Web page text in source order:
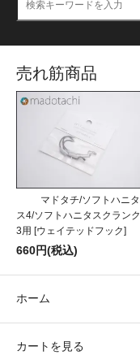
売れ筋商品
マドタチ/ソフトハニタ
ス4/ソフトハニタスクランク
3用 [ウェイテッドフック]
660円(税込)
ホーム
カートを見る